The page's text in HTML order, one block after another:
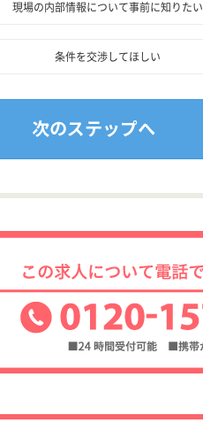
現場の内部情報について事前に知りたい
条件を交渉してほしい